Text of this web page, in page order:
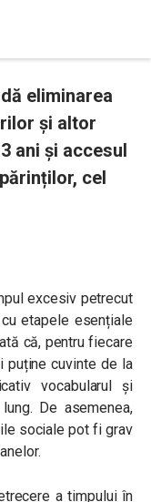
eliminarea
și altor
ani și accesul
cel
excesiv petrecut
etapele esențiale
că, pentru fiecare
puține cuvinte de la
vocabularul și
De asemenea,
sociale pot fi grav
a timpului în